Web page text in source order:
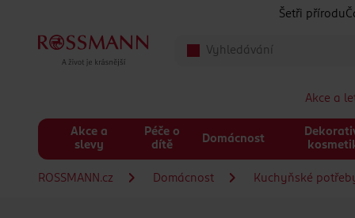
Šetři přírodu
Akce a
Akce a
slevy
Péče o
dítě
Domácnost
ROSSMANN.cz Domácnost Kuchyňské